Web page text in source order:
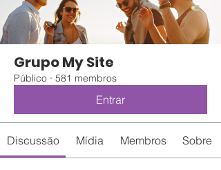
Grupo My Site
Público · 581 membros
Entrar
Discussão Mídia Membros Sobre